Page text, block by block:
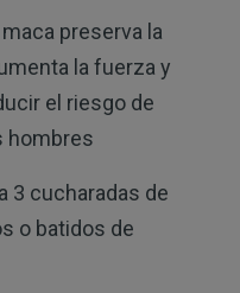
preserva la
la fuerza y
el riesgo de
hombres
3 cucharadas de
o batidos de